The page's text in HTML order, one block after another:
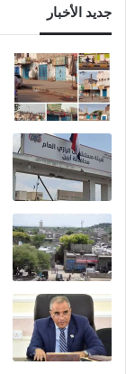
جديد الأخبار